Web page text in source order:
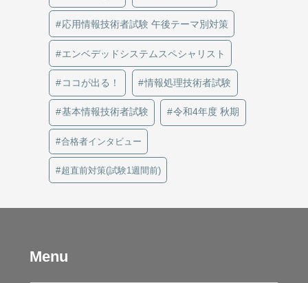
応用情報技術者試験 午後テーマ別対策
エンベデッドシステムスペシャリスト
ココが出る！ 情報処理技術者試験
基本情報技術者試験 令和4年度 秋期
合格者インタビュー
超直前対策(試験1週間前)
Menu